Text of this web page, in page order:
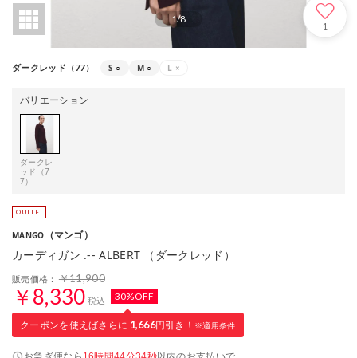
1/8
1
ダークレッド（77） S ○ M ○ L ×
バリエーション
ダークレ
ッド（7
7）
MANGO （マンゴ）
カーディガン .-- ALBERT （ダークレッド）
販売価格： ￥11,900
￥8,330 税込 30%OFF
クーポンを使えばさらに 1,666円引き！ ※適用条件